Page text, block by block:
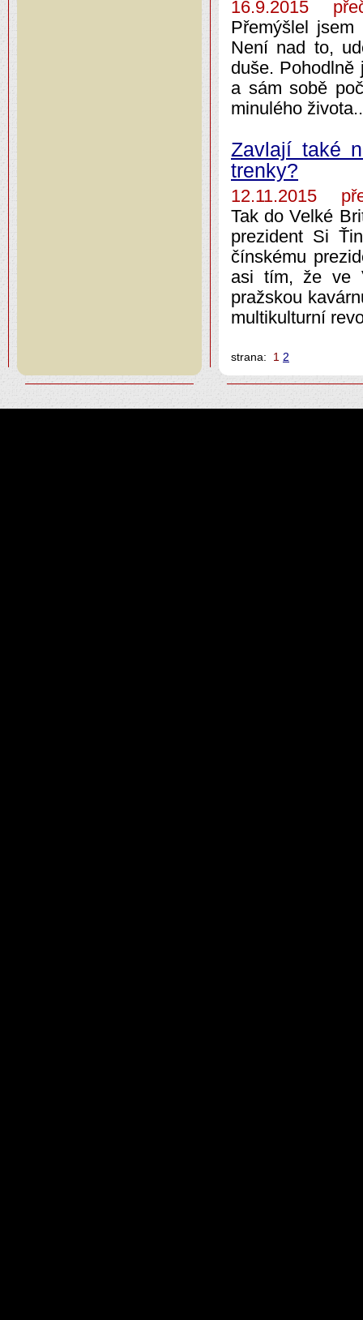
16.9.2015
Přemýšlel
Není nad to,
duše.
a sám sobě
minulého
Zavlají také
trenky?
12.11.2015
Tak do Velké
prezident Si
čínskému
asi tím, že ve
pražskou
multikulturní
strana: 1 2